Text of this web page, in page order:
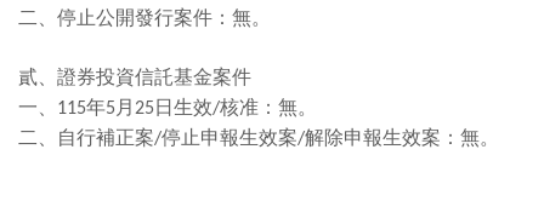
二、停止公開發行案件：無。
貳、證券投資信託基金案件
一、 115年5 月 25 日生效/核准 ：無。
二、自行補正案/停止申報生效案/解除申報生效案：無。